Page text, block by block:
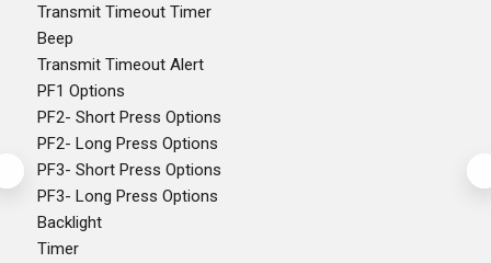
Transmit Timeout Timer
Beep
Transmit Timeout Alert
PF1 Options
PF2- Short Press Options
PF2- Long Press Options
PF3- Short Press Options
PF3- Long Press Options
Backlight
Timer